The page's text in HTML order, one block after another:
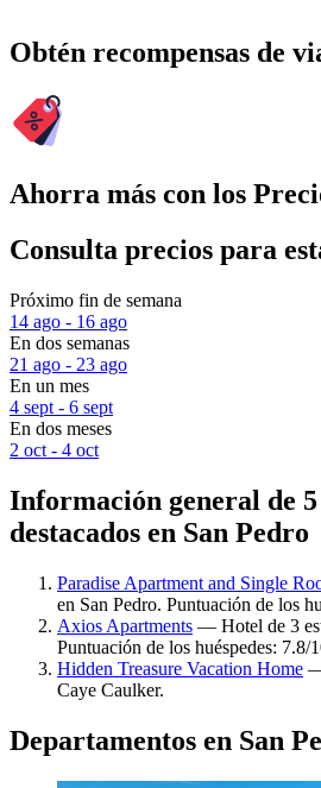
Obtén recompensas de
Ahorra más con los
Consulta precios para
Próximo fin de semana
14 ago - 16 ago
En dos semanas
21 ago - 23 ago
En un mes
4 sept - 6 sept
En dos meses
2 oct - 4 oct
Información general de 5
destacados en San Pedro
Paradise Apartment and Single
en San Pedro. Puntuación de los
Axios Apartments — Hotel de 3
Puntuación de los huéspedes: 7.8/
Hidden Treasure Vacation Home —
Caye Caulker.
Departamentos en San